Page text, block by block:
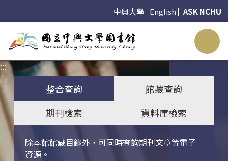
中興大學 English ASK NCHU
:::
整合查詢
館藏查詢
期刊檢索
資料庫檢索
除本館館藏目錄外，可同時查詢期刊文章等電子
資源。
關鍵字搜尋